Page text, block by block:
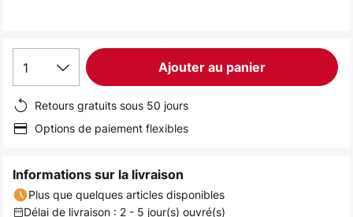
gallery
1 Ajouter au panier
Retours gratuits sous 50 jours
Options de paiement flexibles
Informations sur la livraison
Plus que quelques articles disponibles
Délai de livraison : 2 - 5 jour(s) ouvré(s)